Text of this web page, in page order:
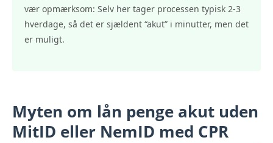
vær opmærksom: Selv her tager processen typisk 2-3
hverdage, så det er sjældent “akut” i minutter, men det
er muligt.
Myten om lån penge akut uden
MitID eller NemID med CPR